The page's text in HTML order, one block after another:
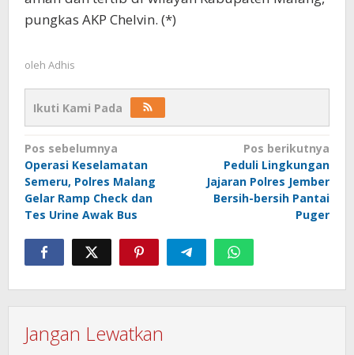
pungkas AKP Chelvin. (*)
oleh Adhis
Ikuti Kami Pada
Navigasi
pos
Pos sebelumnya
Operasi Keselamatan
Semeru, Polres Malang
Gelar Ramp Check dan
Tes Urine Awak Bus
Pos berikutnya
Peduli Lingkungan
Jajaran Polres Jember
Bersih-bersih Pantai
Puger
Jangan Lewatkan